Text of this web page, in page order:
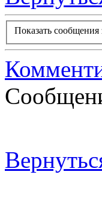
Показать сообщения